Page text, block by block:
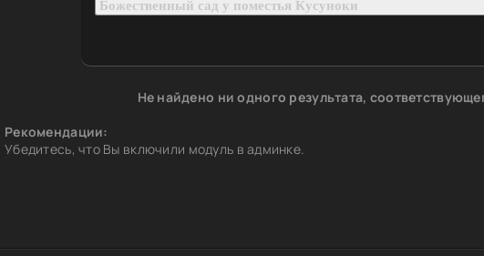
Не найдено ни одного результата,
Рекомендации:
Убедитесь, что Вы включили модуль в админке.